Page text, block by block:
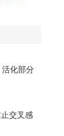
化部分
交叉感